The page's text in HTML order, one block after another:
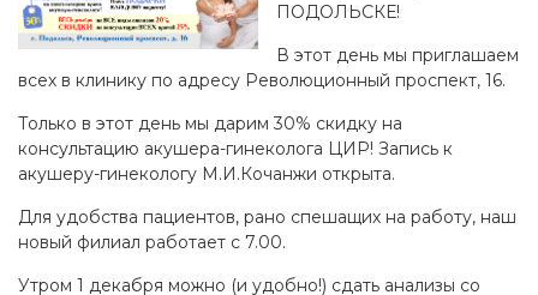
ПОДОЛЬСКЕ!
В этот день мы приглашаем
всех в клинику по адресу Революционный проспект, 16.
Только в этот день мы дарим 30% скидку на
консультацию акушера-гинеколога ЦИР! Запись к
акушеру-гинекологу М.И.Кочанжи открыта.
Для удобства пациентов, рано спешащих на работу, наш
новый филиал работает с 7.00.
Утром 1 декабря можно (и удобно!) сдать анализы со